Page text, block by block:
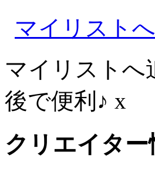
マイリスト
マイリストへ
後で便利♪ x
クリエイター